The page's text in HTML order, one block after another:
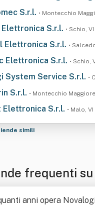
S.r.l. • Montecchio
S.r.l. • Schio, VI
Elettronica S.r.l. •
Elettronica S.r.l. • Schio,
System Service S.r.l. •
S.r.l. • Montecchio
Elettronica S.r.l. • Malo, VI
simili
frequenti
anni opera